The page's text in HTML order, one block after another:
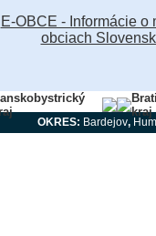
kraj
OKRES: Bardejov,